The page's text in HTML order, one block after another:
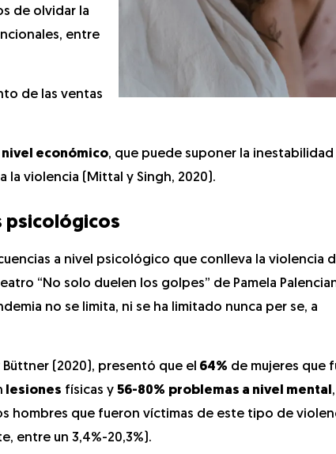
de olvidar la
entre
de las ventas
económico, que puede suponer la inestabilidad
la violencia (Mittal y Singh, 2020).
psicológicos
a nivel psicológico que conlleva la violencia
“No solo duelen los golpes” de Pamela
no se limita, ni se ha limitado nunca per se, a
(2020), presentó que el 64% de mujeres que
lesiones físicas y 56-80% problemas a nivel mental ,
hombres que fueron víctimas de este tipo de
entre un 3,4%-20,3%).